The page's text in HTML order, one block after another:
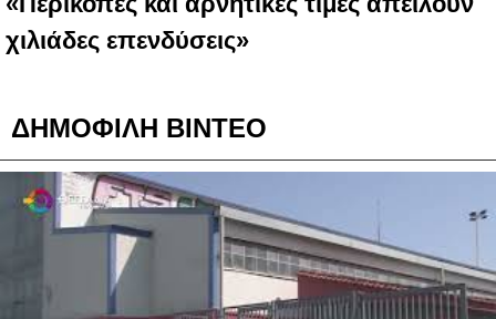
χιλιάδες επενδύσεις»
ΔΗΜΟΦΙΛΗ ΒΙΝΤΕΟ